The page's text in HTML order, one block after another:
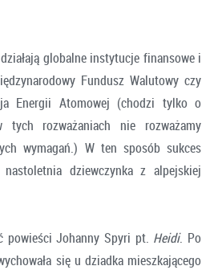
globalne instytucje finansowe i
Fundusz Walutowy czy
Energii Atomowej (chodzi tylko o
tych rozważaniach nie rozważamy
wymagań.) W ten sposób sukces
nastoletnia dziewczynka z alpejskiej
powieści Johanny Spyri pt. Heidi. Po
się u dziadka mieszkającego